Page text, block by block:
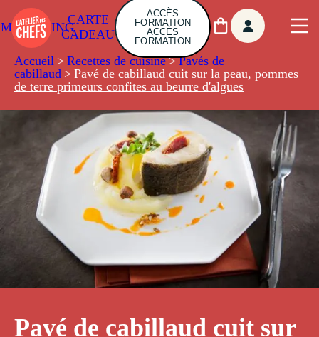
CARTE
CADEAU
ACCÈS
FORMATION
ACCÈS
FORMATION
Accueil > Recettes de cuisine > Pavés de
cabillaud > Pavé de cabillaud cuit sur la peau, pommes
de terre primeurs confites au beurre d'algues
Pavé de cabillaud cuit sur